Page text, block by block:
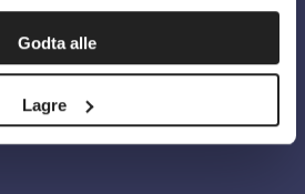
Godta alle
Lagre